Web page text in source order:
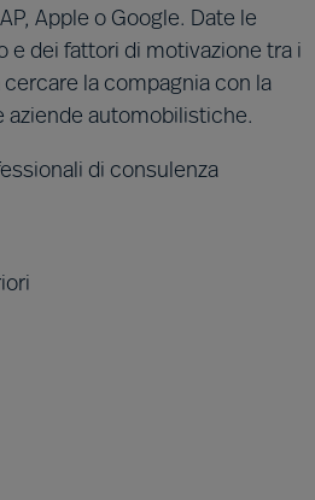
Apple o Google. Date le
dei fattori di motivazione tra i
la compagnia con la
aziende automobilistiche.
di consulenza